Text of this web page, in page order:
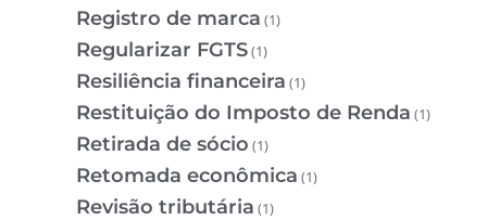
Registro de marca (1)
Regularizar FGTS(1)
Resiliência financeira (1)
Restituição do Imposto de Renda (1)
Retirada de sócio (1)
Retomada econômica (1)
Revisão tributária (1)